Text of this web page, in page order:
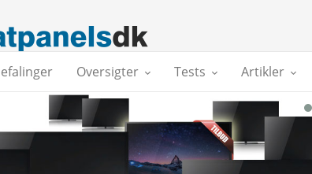
Oversigter Tests Artikler